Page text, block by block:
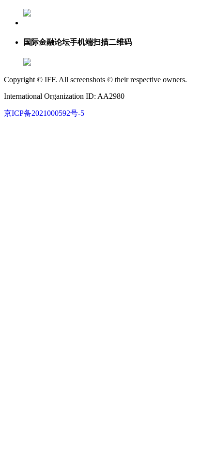
国际金融论坛手机端扫描二维码
Copyright © IFF. All screenshots © their respective owners.
International Organization ID: AA2980
京ICP备2021000592号-5